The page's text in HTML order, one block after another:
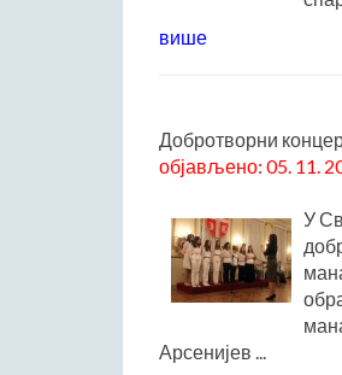
више
Добротворни
објављено: 05. 11.
У
Арсенијев ...